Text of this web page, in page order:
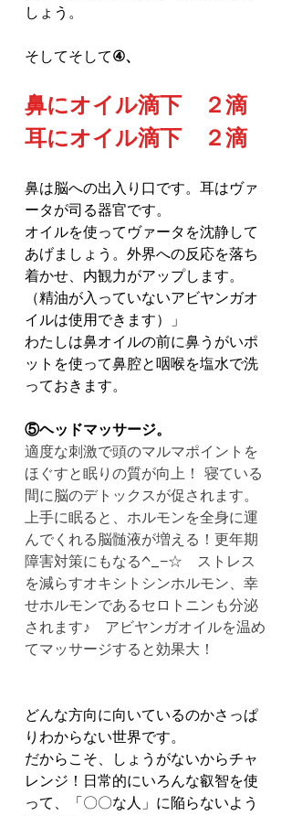
しょう。
そしてそして④、
鼻にオイル滴下　２滴
耳にオイル滴下　２滴
鼻は脳への出入り口です。耳はヴァ
ータが司る器官です。
オイルを使ってヴァータを沈静して
あげましょう。外界への反応を落ち
着かせ、内観力がアップします。
（精油が入っていないアビヤンガオ
イルは使用できます）」
わたしは鼻オイルの前に鼻うがいポ
ットを使って鼻腔と咽喉を塩水で洗
っておきます。
⑤ヘッドマッサージ。
適度な刺激で頭のマルマポイントを
ほぐすと眠りの質が向上！ 寝ている
間に脳のデトックスが促されます。
上手に眠ると、ホルモンを全身に運
んでくれる脳髄液が増える！更年期
障害対策にもなる^_−☆　ストレス
を減らすオキシトシンホルモン、幸
せホルモンであるセロトニンも分泌
されます♪　アビヤンガオイルを温め
てマッサージすると効果大！
どんな方向に向いているのかさっぱ
りわからない世界です。
だからこそ、しょうがないからチャ
レンジ！日常的にいろんな叡智を使
って、「〇〇な人」に陥らないよう